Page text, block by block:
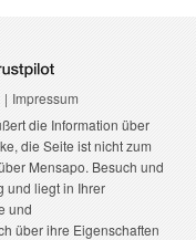
Impressum
die Information über
die Seite ist nicht zum
Mensapo. Besuch und
und liegt in Ihrer
und
über ihre Eigenschaften